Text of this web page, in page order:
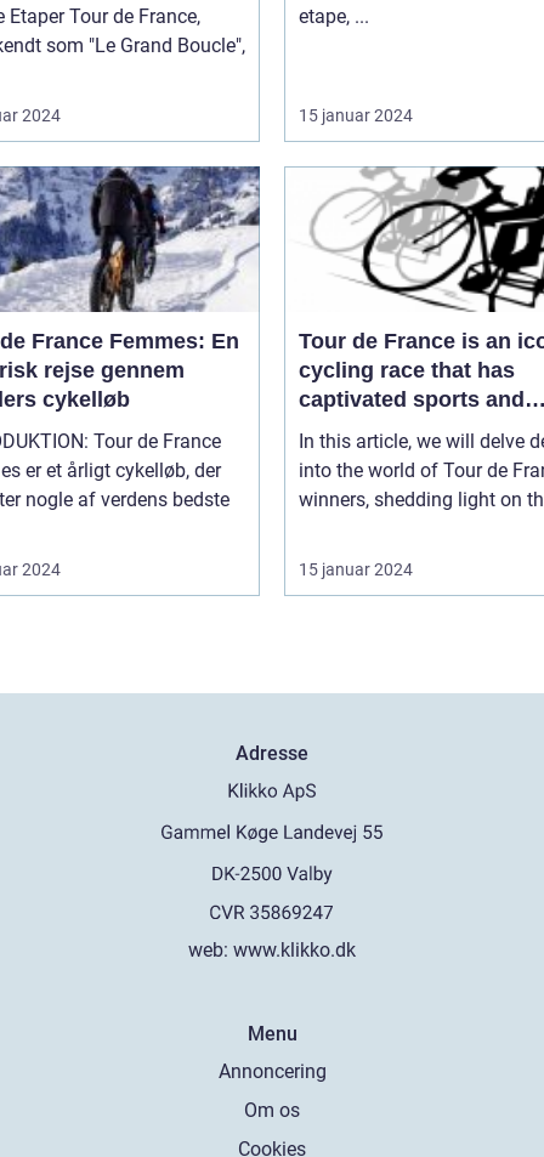
som "Le Grand Boucle",
2024
etape, ...
15 januar 2024
France Femmes: En
rejse gennem
cykelløb
Tour de France
er et årligt cykelløb, der
nogle af verdens bedste
2024
Tour de France is an
cycling race that has
captivated sports and
leisure enthusiasts for
a century
In this article, we will delve
into the world of Tour de
winners, shedding light on
15 januar 2024
Adresse
web: www.klikko.dk
Menu
Annoncering
Om os
Cookies